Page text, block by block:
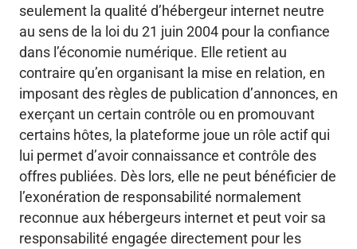
seulement la qualité d’hébergeur internet neutre
au sens de la loi du 21 juin 2004 pour la confiance
dans l’économie numérique. Elle retient au
contraire qu’en organisant la mise en relation, en
imposant des règles de publication d’annonces, en
exerçant un certain contrôle ou en promouvant
certains hôtes, la plateforme joue un rôle actif qui
lui permet d’avoir connaissance et contrôle des
offres publiées. Dès lors, elle ne peut bénéficier de
l’exonération de responsabilité normalement
reconnue aux hébergeurs internet et peut voir sa
responsabilité engagée directement pour les